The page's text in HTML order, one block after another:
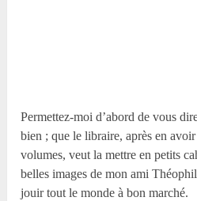
Permettez-moi d’abord de vous
bien ; que le libraire, après en
volumes, veut la mettre en petits
belles images de mon ami
jouir tout le monde à bon marché.